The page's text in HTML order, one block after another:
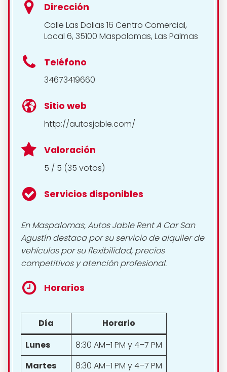
Dirección
Calle Las Dalias 16 Centro Comercial,
Local 6, 35100 Maspalomas, Las Palmas
Teléfono
34673419660
Sitio web
http://autosjable.com/
Valoración
5 / 5 (35 votos)
Servicios disponibles
En Maspalomas, Autos Jable Rent A Car San
Agustín destaca por su servicio de alquiler de
vehículos por su flexibilidad, precios
competitivos y atención profesional.
Horarios
Día
Horario
Lunes
8:30 AM–1 PM y 4–7 PM
Martes
8:30 AM–1 PM y 4–7 PM